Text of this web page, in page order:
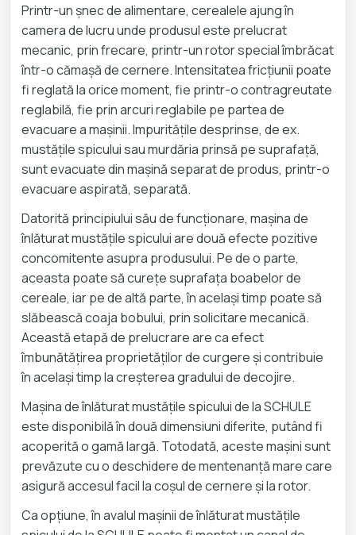
Printr-un șnec de alimentare, cerealele ajung în
camera de lucru unde produsul este prelucrat
mecanic, prin frecare, printr-un rotor special îmbrăcat
într-o cămașă de cernere. Intensitatea fricțiunii poate
fi reglată la orice moment, fie printr-o contragreutate
reglabilă, fie prin arcuri reglabile pe partea de
evacuare a mașinii. Impuritățile desprinse, de ex.
mustățile spicului sau murdăria prinsă pe suprafață,
sunt evacuate din mașină separat de produs, printr-o
evacuare aspirată, separată.
Datorită principiului său de funcționare, mașina de
înlăturat mustățile spicului are două efecte pozitive
concomitente asupra produsului. Pe de o parte,
aceasta poate să curețe suprafața boabelor de
cereale, iar pe de altă parte, în același timp poate să
slăbească coaja bobului, prin solicitare mecanică.
Această etapă de prelucrare are ca efect
îmbunătățirea proprietăților de curgere și contribuie
în același timp la creșterea gradului de decojire.
Mașina de înlăturat mustățile spicului de la SCHULE
este disponibilă în două dimensiuni diferite, putând fi
acoperită o gamă largă. Totodată, aceste mașini sunt
prevăzute cu o deschidere de mentenanță mare care
asigură accesul facil la coșul de cernere și la rotor.
Ca opțiune, în avalul mașinii de înlăturat mustățile